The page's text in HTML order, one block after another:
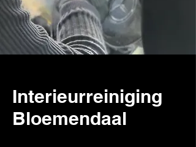
Interieurreiniging
Bloemendaal